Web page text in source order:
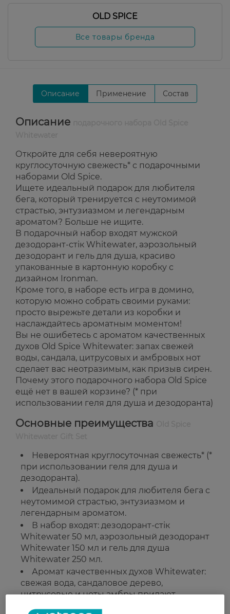
OLD SPICE
Все товары бренда
Описание Применение Состав
Описание
Откройте для себя невероятную
круглосуточную свежесть* с подарочными
наборами Old Spice.
Ищете идеальный подарок для любителя
бега, который тренируется с неутомимой
страстью, энтузиазмом и легендарным
ароматом? Больше не ищите.
В подарочный набор входят мужской
дезодорант-стік Whitewater, аэрозольный
дезодорант и гель для душа, красиво
упакованные в картонную коробку с
дизайном Ironman.
Кроме того, в наборе есть игра в домино,
которую можно собрать своими руками:
просто вырежьте детали из коробки и
наслаждайтесь ароматным моментом!
Вы не ошибетесь с ароматом качественных
духов Old Spice Whitewater: запах свежей
воды, сандала, цитрусовых и амбровых нот
сделает вас неотразимым, как призыв сирен.
Почему этого подарочного набора Old Spice
ещё нет в вашей корзине? (* при
использовании геля для душа и дезодоранта)
Основные преимущества
Невероятная круглосуточная свежесть* (*
при использовании геля для душа и
дезодоранта).
Идеальный подарок для любителя бега с
неутомимой страстью, энтузиазмом и
легендарным ароматом.
В набор входят: дезодорант-стік
Whitewater 50 мл, аэрозольный дезодорант
Whitewater 150 мл и гель для душа
Whitewater 250 мл.
Аромат качественных духов Whitewater:
свежая вода, сандаловое дерево,
цитрусовые и ноты амбры придают